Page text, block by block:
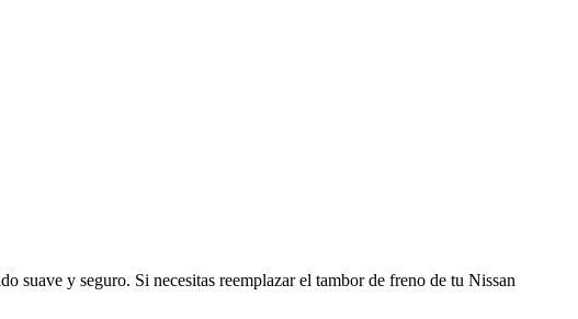
suave y seguro. Si necesitas reemplazar el tambor de freno de tu Nissan